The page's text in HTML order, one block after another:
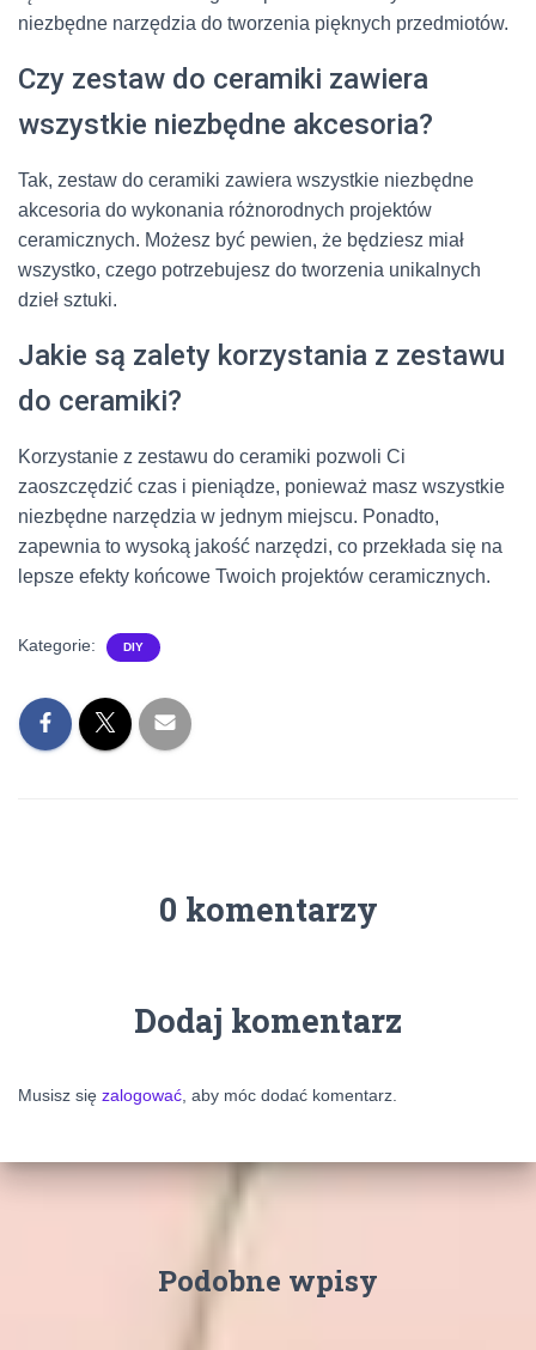
niezbędne narzędzia do tworzenia pięknych przedmiotów.
Czy zestaw do ceramiki zawiera
wszystkie niezbędne akcesoria?
Tak, zestaw do ceramiki zawiera wszystkie niezbędne
akcesoria do wykonania różnorodnych projektów
ceramicznych. Możesz być pewien, że będziesz miał
wszystko, czego potrzebujesz do tworzenia unikalnych
dzieł sztuki.
Jakie są zalety korzystania z zestawu
do ceramiki?
Korzystanie z zestawu do ceramiki pozwoli Ci
zaoszczędzić czas i pieniądze, ponieważ masz wszystkie
niezbędne narzędzia w jednym miejscu. Ponadto,
zapewnia to wysoką jakość narzędzi, co przekłada się na
lepsze efekty końcowe Twoich projektów ceramicznych.
Kategorie: DIY
0 komentarzy
Dodaj komentarz
Musisz się zalogować , aby móc dodać komentarz.
Podobne wpisy